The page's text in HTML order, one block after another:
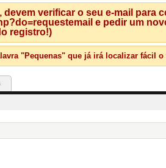
verificar o seu e-mail para
e pedir um
registro!)
"Pequenas" que já irá localizar fácil o